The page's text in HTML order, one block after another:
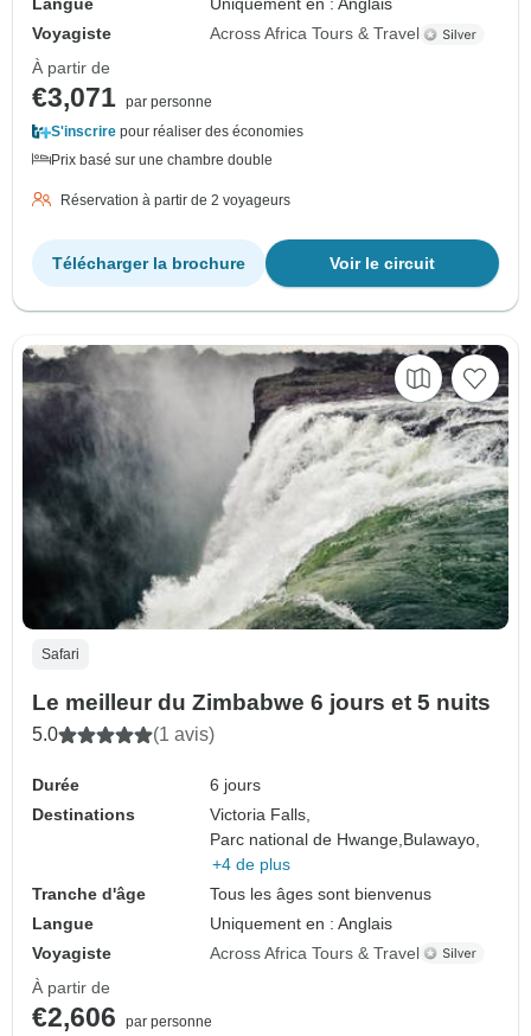
Langue
Uniquement en : Anglais
Voyagiste
Across Africa Tours & Travel
À partir de
€3,071 par personne
S'inscrire pour réaliser des économies
Prix basé sur une chambre double
Réservation à partir de 2 voyageurs
Voir le circuit
Télécharger la brochure
Safari
Le meilleur du Zimbabwe 6 jours et 5 nuits
5.0 (1 avis)
Durée
6 jours
Destinations
Victoria Falls,
Parc national de Hwange, Bulawayo,
+4 de plus
Tranche d'âge
Tous les âges sont bienvenus
Langue
Uniquement en : Anglais
Voyagiste
Across Africa Tours & Travel
À partir de
€2,606 par personne